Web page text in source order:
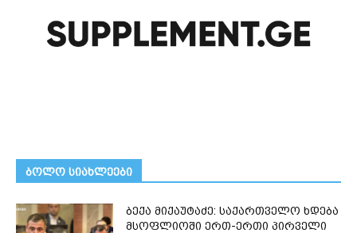
ᲑᲝᲚᲝ ᲡᲘᲐᲮᲚᲔᲔᲑᲘ
ბექა მიქაუტაძე: საქართველო ხდება
მსოფლიოში ერთ-ერთი პირველი